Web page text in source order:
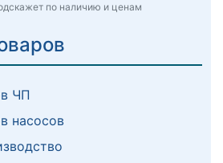
по наличию и ценам
ЧП
насосов